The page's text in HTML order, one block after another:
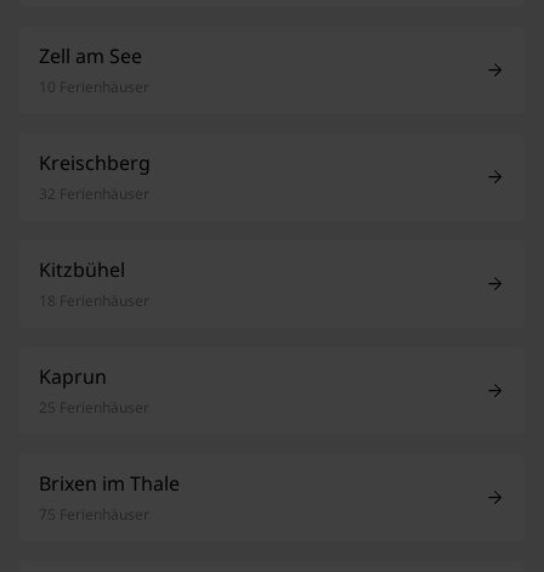
Zell am See
10 Ferienhäuser
Kreischberg
32 Ferienhäuser
Kitzbühel
18 Ferienhäuser
Kaprun
25 Ferienhäuser
Brixen im Thale
75 Ferienhäuser